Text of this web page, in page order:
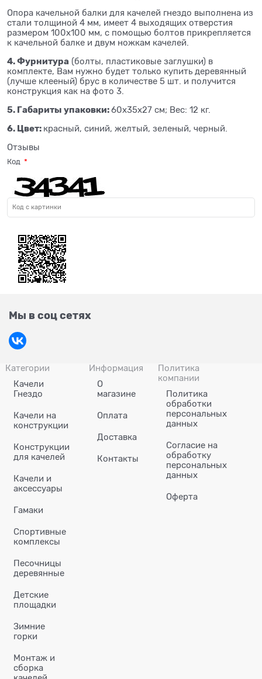
Опора качельной балки для качелей гнездо выполнена из
стали толщиной 4 мм, имеет 4 выходящих отверстия
размером 100х100 мм, с помощью болтов прикрепляется
к качельной балке и двум ножкам качелей.
4. Фурнитура (болты, пластиковые заглушки) в
комплекте, Вам нужно будет только купить деревянный
(лучше клееный) брус в количестве 5 шт. и получится
конструкция как на фото 3.
5. Габариты упаковки:60х35х27 см; Вес: 12 кг.
6. Цвет: красный, синий, желтый, зеленый, черный.
Отзывы
Код
Мы в соц сетях
Категории
Качели
Гнездо
Качели на
конструкции
Конструкции
для качелей
Качели и
аксессуары
Гамаки
Спортивные
комплексы
Песочницы
деревянные
Детские
площадки
Зимние
горки
Монтаж и
сборка
Информация
О
магазине
Оплата
Доставка
Контакты
Политика
компании
Политика
обработки
персональных
данных
Согласие на
обработку
персональных
данных
Оферта